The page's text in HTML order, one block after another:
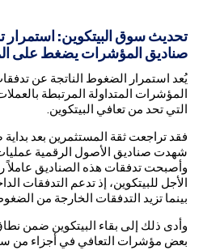
تحديث سوق البيتكوين:
صناديق المؤشرات يضغط على
يُعد استمرار الضغوط الناتجة عن
المؤشرات المتداولة المرتبطة
التي تحد من تعافي البيتكوين.
فقد تراجعت ثقة المستثمرين بعد
شهدت صناديق الأصول الرقمية
وأصبحت تدفقات هذه الصناديق عاملاً
الأجل للبيتكوين، إذ تدعم التدفقات
بينما تزيد التدفقات الخارجة من
وأدى ذلك إلى بقاء البيتكوين ضمن
بعض مؤشرات التعافي في أجزاء من